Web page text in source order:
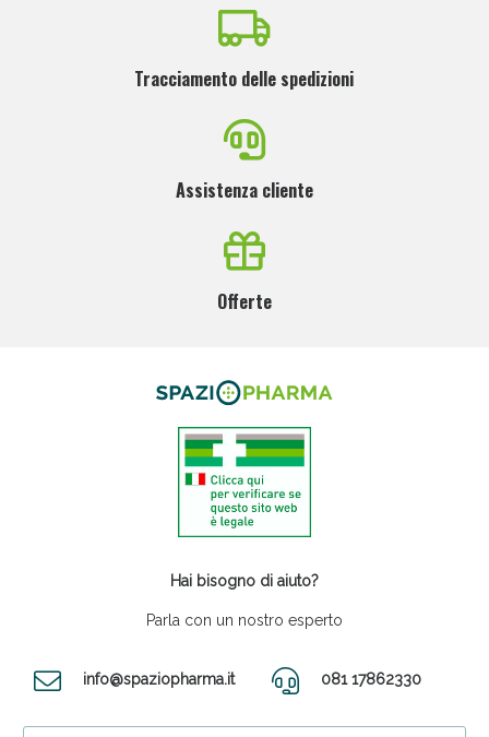
Tracciamento delle spedizioni
Assistenza cliente
Offerte
Hai bisogno di aiuto?
Parla con un nostro esperto
info@spaziopharma.it 081 17862330